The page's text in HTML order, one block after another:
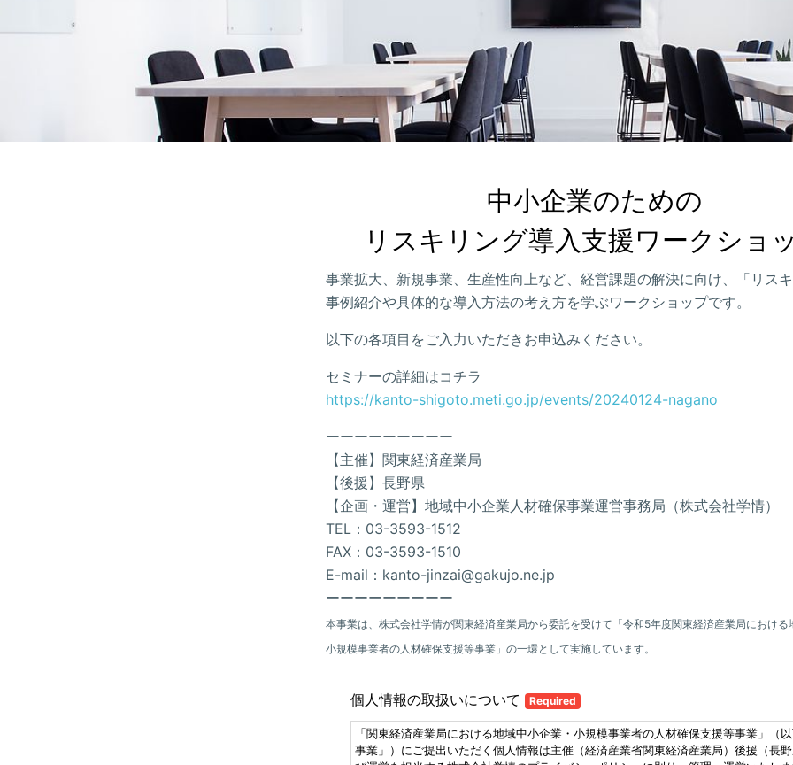
中小企業のための
リスキリング導入支援ワークショ
事業拡大、新規事業、生産性向上など、経営課題の解決に向け、「リス
事例紹介や具体的な導入方法の考え方を学ぶワークショップです。
以下の各項目をご入力いただきお申込みください。
セミナーの詳細はコチラ
https://kanto-shigoto.meti.go.jp/events/20240124-nagano
ーーーーーーーーー
【主催】関東経済産業局
【後援】長野県
【企画・運営】地域中小企業人材確保事業運営事務局（株式会社学情）
TEL：03-3593-1512
FAX：03-3593-1510
E-mail：kanto-jinzai@gakujo.ne.jp
ーーーーーーーーー
本事業は、株式会社学情が関東経済産業局から委託を受けて「令和5年度関東経済産業局における
小規模事業者の人材確保支援等事業」の一環として実施しています。
個人情報の取扱いについて Required
「関東経済産業局における地域中小企業・小規模事業者の人材確保支援等事業」（
事業」）にご提出いただく個人情報は主催（経済産業省関東経済産業局）後援（長